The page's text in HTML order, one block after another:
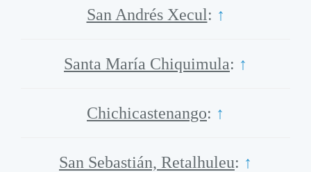
San Andrés Xecul: ↑
Santa María Chiquimula: ↑
Chichicastenango: ↑
San Sebastián, Retalhuleu: ↑